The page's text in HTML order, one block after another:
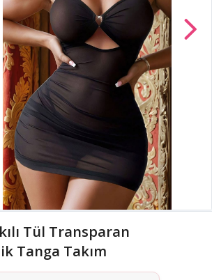
Tül Transparan
Tanga Takım